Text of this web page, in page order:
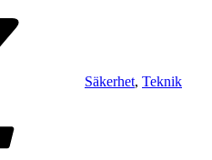
Säkerhet, Teknik